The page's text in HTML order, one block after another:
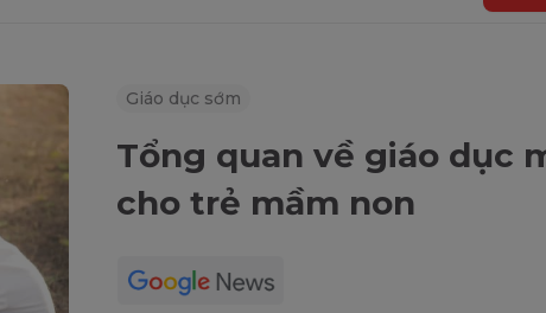
Giáo dục sớm
Tổng quan về giáo dục
cho trẻ mầm non